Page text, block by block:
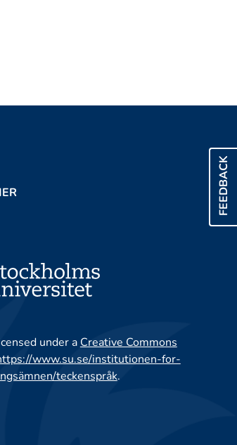
FEEDBACK
under a Creative Commons
www.su.se/institutionen-for-
teckenspråk.